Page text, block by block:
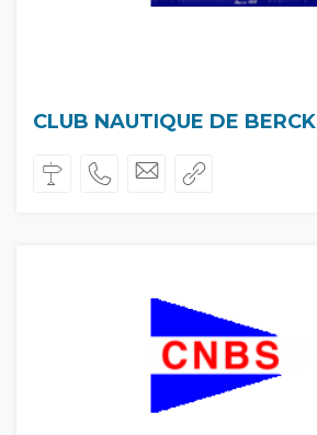
CLUB NAUTIQUE DE BERCK